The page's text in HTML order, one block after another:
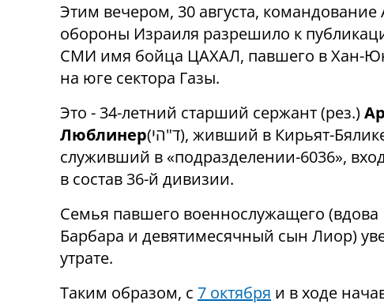
Этим вечером, 30 августа,
обороны Израиля разрешило к
СМИ имя бойца ЦАХАЛ, павшего в Хан-
на юге сектора Газы.
Это -34-летний старший сержант (рез.)
Люблинер(הי"ד), живший в Кирьят-
служивший в «подразделении-6036»,
в состав 36-й дивизии.
Семья павшего военнослужащего (вдова
Барбара и девятимесячный сын Лиор)
утрате.
Таким образом, с 7 октября и в ходе